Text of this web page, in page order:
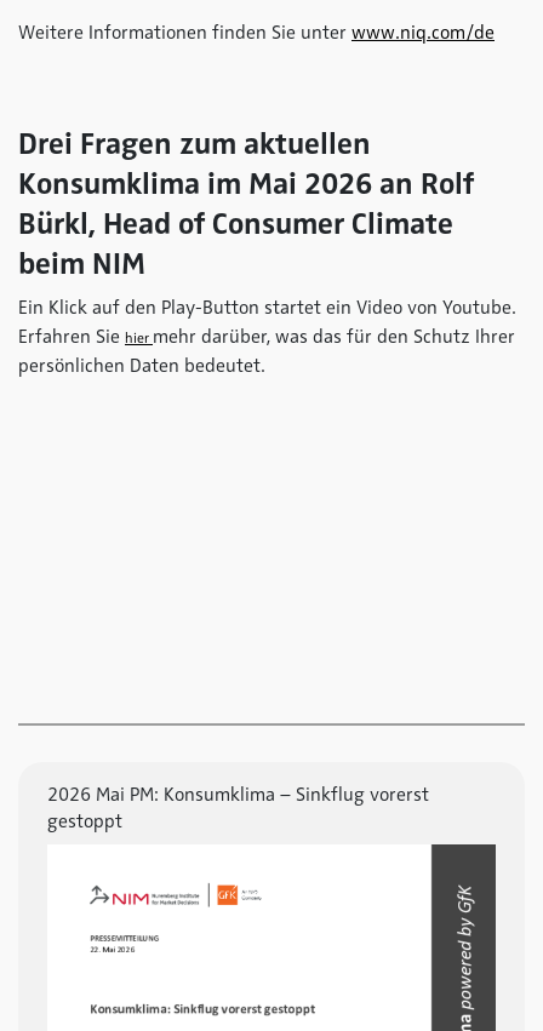
2026 Mai PM: Konsumklima – Sinkflug vorerst
gestoppt
Weitere Informationen finden Sie unter www.niq.com/de
Drei Fragen zum aktuellen
Konsumklima im Mai 2026 an Rolf
Bürkl, Head of Consumer Climate
beim NIM
Ein Klick auf den Play-Button startet ein Video von Youtube.
Erfahren Sie hier mehr darüber, was das für den Schutz Ihrer
persönlichen Daten bedeutet.